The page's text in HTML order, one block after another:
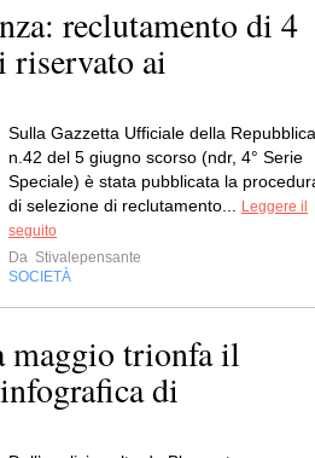
reclutamento di 4
ai
Sulla Gazzetta Ufficiale della Repubblica
n.42 del 5 giugno scorso (ndr, 4° Serie
Speciale) è stata pubblicata la
di selezione di reclutamento...
Leggere il
seguito
Da Stivalepensante
SOCIETÀ
maggio trionfa il
di